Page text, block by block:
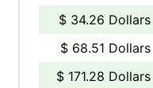
$ 34.26 Dollars
$ 68.51 Dollars
$ 171.28 Dollars